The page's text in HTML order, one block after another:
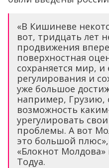
«В Кишиневе
вот, тридцать лет
продвижения
поверхностная
сохраняется мир,
регулирования и
уже большое
например, Грузию,
возможность
урегулировать
проблемы. А вот
это большой
«Блокнот Молдова»
Тодуа.